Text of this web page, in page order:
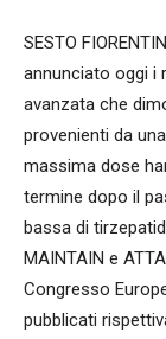
SESTO
annunciato oggi i
avanzata che
provenienti da
massima dose
termine dopo il
bassa di
MAINTAIN e
Congresso
pubblicati